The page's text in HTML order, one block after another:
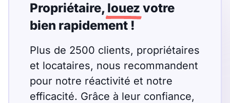
€
€
Nombre de pièces
Studio T1 T1 bis
Propriétaire, louez votre
bien rapidement !
Plus de 2500 clients, propriétaires
et locataires, nous recommandent
pour notre réactivité et notre
efficacité. Grâce à leur confiance,